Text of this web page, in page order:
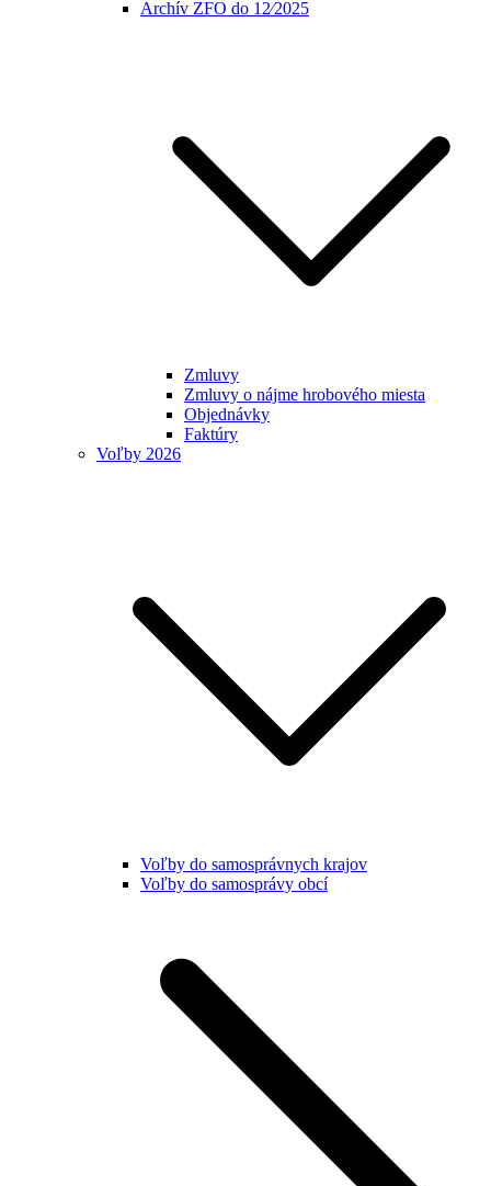
Archív ZFO do 12⁄2025
Zmluvy
Zmluvy o nájme hrobového miesta
Objednávky
Faktúry
Voľby 2026
Voľby do samosprávnych krajov
Voľby do samosprávy obcí